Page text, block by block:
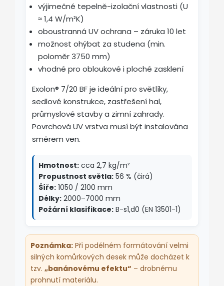
výjimečné tepelně-izolační vlastnosti (U
≈ 1,4 W/m²K)
oboustranná UV ochrana – záruka 10 let
možnost ohýbat za studena (min.
poloměr 3750 mm)
vhodné pro obloukové i ploché zasklení
Exolon® 7/20 BF je ideální pro světlíky,
sedlové konstrukce, zastřešení hal,
průmyslové stavby a zimní zahrady.
Povrchová UV vrstva musí být instalována
směrem ven.
Hmotnost: cca 2,7 kg/m²
Propustnost světla: 56 % (čirá)
Šíře: 1050 / 2100 mm
Délky: 2000–7000 mm
Požární klasifikace: B-s1,d0 (EN 13501-1)
Poznámka: Při podélném formátování velmi
silných komůrkových desek může docházet k
tzv. „banánovému efektu“ – drobnému
prohnutí materiálu.